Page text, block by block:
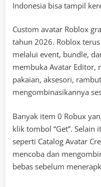
Indonesia bisa tampil
Custom avatar Roblox
tahun 2026. Roblox
melalui event, bundle,
membuka Avatar Editor,
pakaian, aksesori,
mengombinasikannya
Banyak item 0 Robux
klik tombol “Get”. Selain
seperti Catalog Avatar
mencoba dan
bebas sebelum